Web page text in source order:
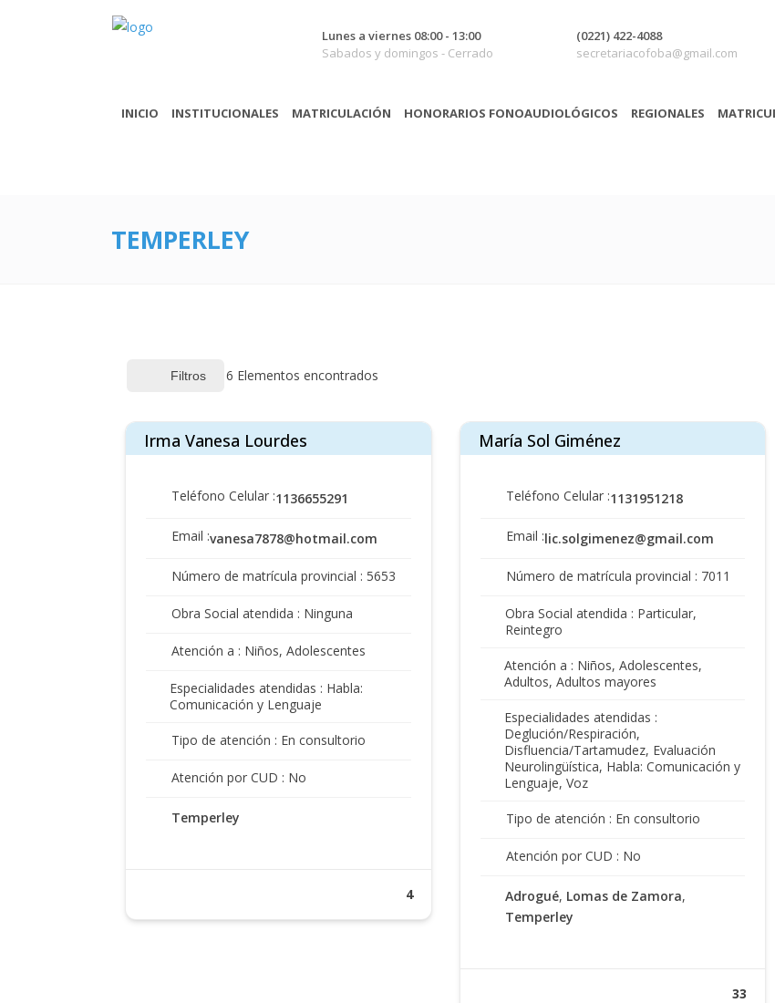
Lunes a viernes 08:00 - 13:00
Sabados y domingos - Cerrado
(0221) 422-4088
secretariacofoba@gmail.com
INICIO INSTITUCIONALES MATRICULACIÓN HONORARIOS FONOAUDIOLÓGICOS REGIONALES
TEMPERLEY
Filtros 6 Elementos encontrados
Irma Vanesa Lourdes
Teléfono Celular :1136655291
Email :vanesa7878@hotmail.com
Número de matrícula provincial : 5653
Obra Social atendida : Ninguna
Atención a : Niños, Adolescentes
Especialidades atendidas : Habla:
Comunicación y Lenguaje
Tipo de atención : En consultorio
Atención por CUD : No
Temperley
4
María Sol Giménez
Teléfono Celular :1131951218
Email :lic.solgimenez@gmail.com
Número de matrícula provincial : 7011
Obra Social atendida : Particular,
Reintegro
Atención a : Niños, Adolescentes,
Adultos, Adultos mayores
Especialidades atendidas :
Deglución/Respiración,
Disfluencia/Tartamudez, Evaluación
Neurolingüística, Habla: Comunicación y
Lenguaje, Voz
Tipo de atención : En consultorio
Atención por CUD : No
Adrogué, Lomas de Zamora,
Temperley
33